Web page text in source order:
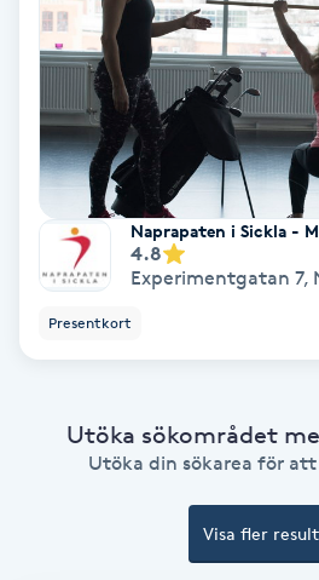
Cryoterapi
Damklippning
Dermapen
Diamantslipning
Extensions
Naprapaten i Sickla -
4.8
Experimentgatan 7,
Presentkort
Utöka sökområdet
Utöka din sökarea för
Visa fler